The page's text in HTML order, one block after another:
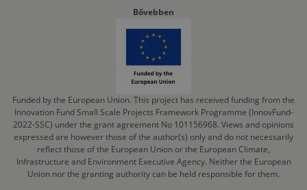
Bővebben
Funded by the European Union. This project has received funding from the
Innovation Fund Small Scale Projects Framework Programme (InnovFund-
2022-SSC) under the grant agreement No 101156968. Views and opinions
expressed are however those of the author(s) only and do not necessarily
reflect those of the European Union or the European Climate,
Infrastructure and Environment Executive Agency. Neither the European
Union nor the granting authority can be held responsible for them.